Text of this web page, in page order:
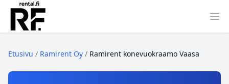
Etusivu / Ramirent Oy / Ramirent konevuokraamo Vaasa